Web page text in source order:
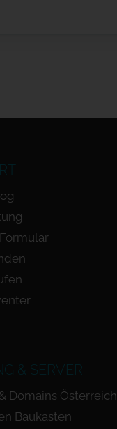
& SERVER
Domains Österreich
Baukasten